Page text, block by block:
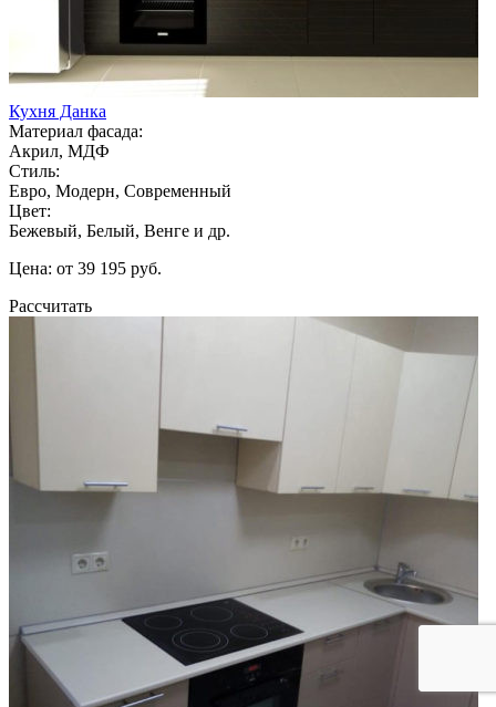
Кухня Данка
Материал фасада:
Акрил, МДФ
Стиль:
Евро, Модерн, Современный
Цвет:
Бежевый, Белый, Венге и др.
Цена: от 39 195 руб.
Рассчитать